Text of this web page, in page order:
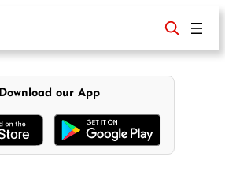
Download our App